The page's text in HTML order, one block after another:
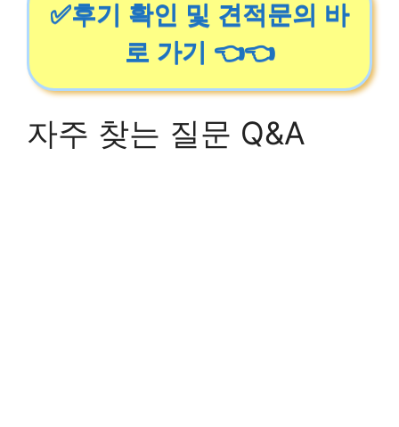
✅후기 확인 및 견적문의 바
로 가기 👈👈
자주 찾는 질문 Q&A